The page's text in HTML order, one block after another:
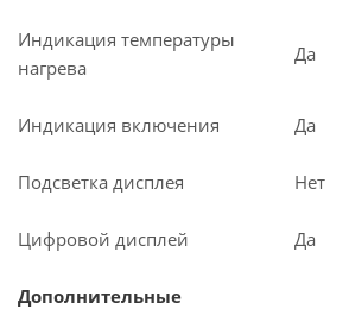
Индикация температуры
нагрева
Да
Индикация включения Да
Подсветка дисплея Нет
Цифровой дисплей Да
Дополнительные